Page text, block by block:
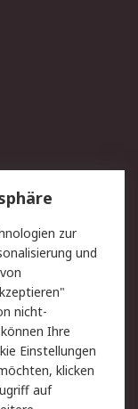
zur
und
nicht-
Ihre
Einstellungen
klicken
auf